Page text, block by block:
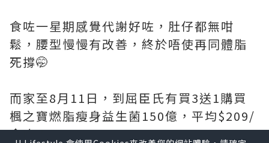
食咗一星期感覺代謝好咗，肚仔都無咁
鬆，腰型慢慢有改善，終於唔使再同體脂
死撐🤭
而家至8月11日，到屈臣氏有買3送1購買
楓之寶燃脂瘦身益生菌150億，平均$209/
盒咋！